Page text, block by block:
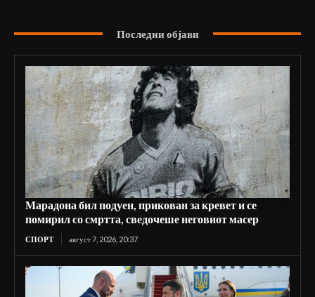
Последни објави
Марадона бил подуен, прикован за кревет и се
помирил со смртта, сведочеше неговиот масер
СПОРТ август 7, 2026, 20:37